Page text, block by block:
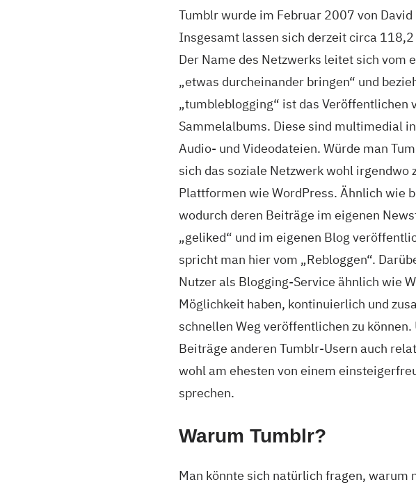
Tumblr wurde im Februar 2007 von
Insgesamt lassen sich derzeit circa
Der Name des Netzwerks leitet sich vom
„etwas durcheinander bringen“ und
„tumbleblogging“ ist das Veröffentlichen
Sammelalbums. Diese sind multimedial
Audio- und Videodateien. Würde man
sich das soziale Netzwerk wohl irgendwo
Plattformen wie WordPress. Ähnlich wie
wodurch deren Beiträge im eigenen
„geliked“ und im eigenen Blog
spricht man hier vom „Rebloggen“.
Nutzer als Blogging-Service ähnlich wie
Möglichkeit haben, kontinuierlich und
schnellen Weg veröffentlichen zu
Beiträge anderen Tumblr-Usern auch
wohl am ehesten von einem
sprechen.
Warum Tumblr?
Man könnte sich natürlich fragen, warum